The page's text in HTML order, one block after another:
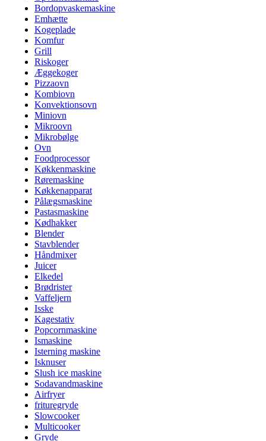
Bordopvaskemaskine
Emhætte
Kogeplade
Komfur
Grill
Riskoger
Æggekoger
Pizzaovn
Kombiovn
Konvektionsovn
Miniovn
Mikroovn
Mikrobølge
Ovn
Foodprocessor
Køkkenmaskine
Røremaskine
Køkkenapparat
Pålægsmaskine
Pastasmaskine
Kødhakker
Blender
Stavblender
Håndmixer
Juicer
Elkedel
Brødrister
Vaffeljern
Isske
Kagestativ
Popcornmaskine
Ismaskine
Isterning maskine
Isknuser
Slush ice maskine
Sodavandmaskine
Airfryer
frituregryde
Slowcooker
Multicooker
Gryde